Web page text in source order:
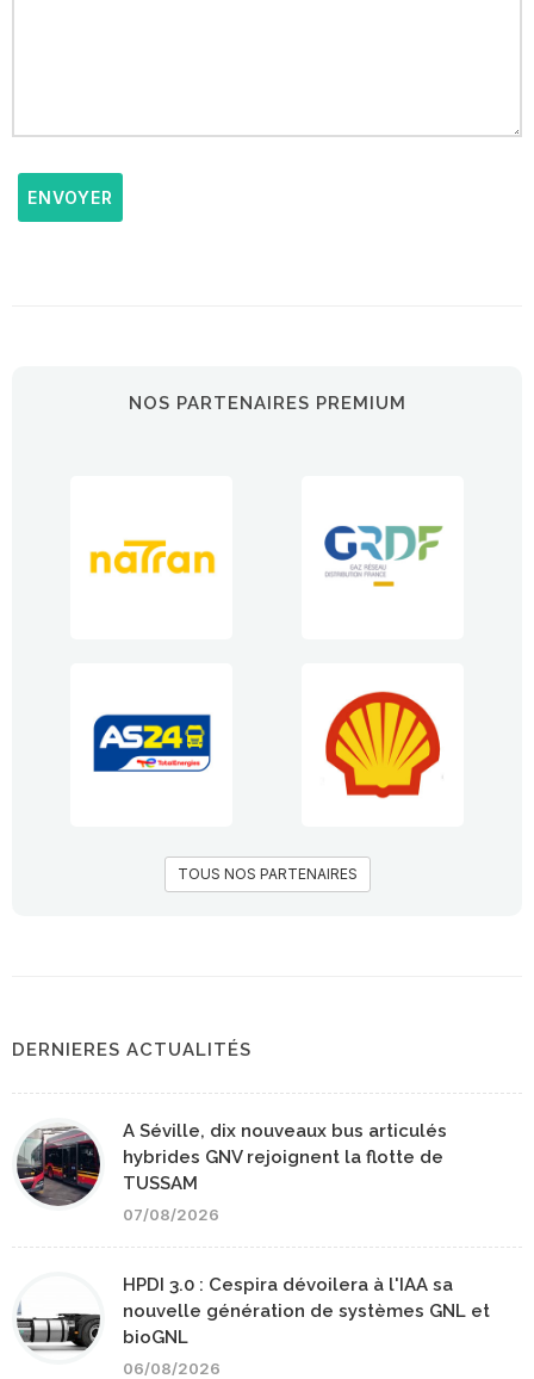
ENVOYER
NOS PARTENAIRES PREMIUM
TOUS NOS PARTENAIRES
DERNIERES ACTUALITÉS
A Séville, dix nouveaux bus articulés
hybrides GNV rejoignent la flotte de
TUSSAM
07/08/2026
HPDI 3.0 : Cespira dévoilera à l'IAA sa
nouvelle génération de systèmes GNL et
bioGNL
06/08/2026